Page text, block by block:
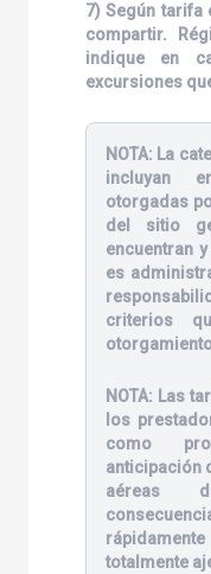
7) Según tarifa
compartir.
indique en
excursiones
NOTA: La
incluyan
otorgadas
del sitio
encuentran
es
criterios
NOTA: Las
los
como
anticipación
aéreas
totalmente